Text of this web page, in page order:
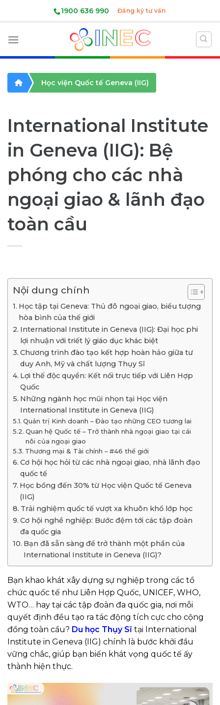
1900 636 990 Đăng ký tư vấn
Học viện Quốc tế Geneva (IIG)
International Institute
in Geneva (IIG): Bệ
phóng cho các nhà
ngoại giao & lãnh đạo
toàn cầu
Nội dung chính
Học tập tại Geneva: Thủ đô ngoại giao, biểu tượng
hòa bình của thế giới
International Institute in Geneva (IIG): Đại học phi
lợi nhuận với triết lý giáo dục khác biệt
Chương trình đào tạo kết hợp hoàn hảo giữa tư
duy Anh, Mỹ và chất lượng Thụy Sĩ
Lợi thế độc quyền: Kết nối trực tiếp với Liên Hợp
Quốc
Những ngành học mũi nhọn tại Học viện
International Institute in Geneva (IIG)
Quản trị Kinh doanh – Đào tạo những CEO tương lai
Quan hệ Quốc tế – Trở thành nhà ngoại giao tại cái
nôi của ngoại giao
Thương mại & Tài chính – #46 thế giới
Cơ hội học hỏi từ các nhà ngoại giao, nhà lãnh đạo
quốc tế
Học bổng đến 30% từ Học viện Quốc tế Geneva
(IIG)
Trải nghiệm quốc tế vượt xa khuôn khổ lớp học
Cơ hội nghề nghiệp: Bước đệm tới các tập đoàn
đa quốc gia
Bạn đã sẵn sàng để trở thành một phần của
International Institute in Geneva (IIG)?
Bạn khao khát xây dựng sự nghiệp trong các tổ
chức quốc tế như Liên Hợp Quốc, UNICEF, WHO,
WTO… hay tại các tập đoàn đa quốc gia, nơi mỗi
quyết định đều tạo ra tác động tích cực cho cộng
đồng toàn cầu? Du học Thụy Sĩ tại International
Institute in Geneva (IIG) chính là bước khởi đầu
vững chắc, giúp bạn biến khát vọng quốc tế ấy
thành hiện thực.